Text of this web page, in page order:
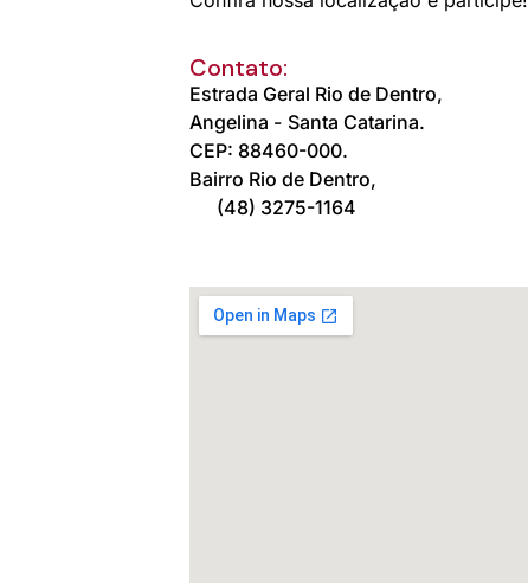
Contato:
Estrada Geral Rio de Dentro,
Angelina - Santa Catarina.
CEP: 88460-000.
Bairro Rio de Dentro,
(48) 3275-1164